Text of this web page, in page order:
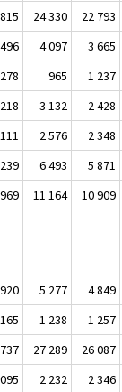
24 330
22 793
4 097
3 665
965
1 237
3 132
2 428
2 576
2 348
6 493
5 871
11 164
10 909
5 277
4 849
1 238
1 257
27 289
26 087
2 232
2 346